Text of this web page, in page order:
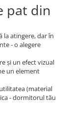
pat din
la atingere, dar în
- o alegere
şi un efect vizual
un element
(material
- dormitorul tău